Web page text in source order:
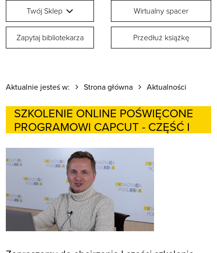
Twój Sklep Wirtualny spacer
Zapytaj bibliotekarza Przedłuż książkę
Aktualnie jesteś w: Strona główna Aktualności
SZKOLENIE ONLINE POŚWIĘCONE
PROGRAMOWI CAPCUT - CZĘŚĆ I